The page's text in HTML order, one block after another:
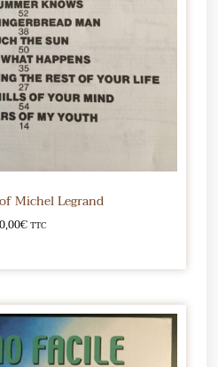
Michel Legrand
€TTC